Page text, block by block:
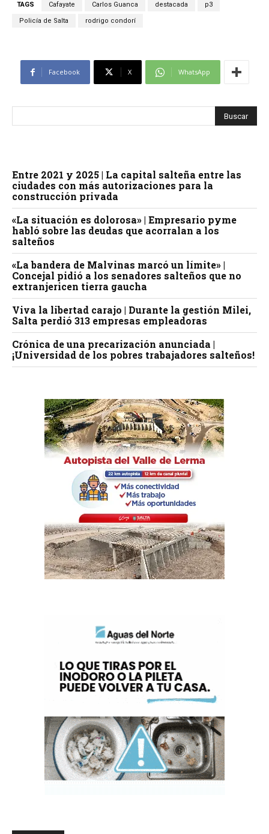
TAGS Cafayate Carlos Guanca destacada p3
Policía de Salta rodrigo condorí
Facebook X WhatsApp
Entre 2021 y 2025 | La capital salteña entre las
ciudades con más autorizaciones para la
construcción privada
«La situación es dolorosa» | Empresario pyme
habló sobre las deudas que acorralan a los
salteños
«La bandera de Malvinas marcó un límite» |
Concejal pidió a los senadores salteños que no
extranjericen tierra gaucha
Viva la libertad carajo | Durante la gestión Milei,
Salta perdió 313 empresas empleadoras
Crónica de una precarización anunciada |
¡Universidad de los pobres trabajadores salteños!